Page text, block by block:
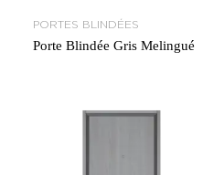
PORTES BLINDÉES
Porte Blindée Gris Melingué